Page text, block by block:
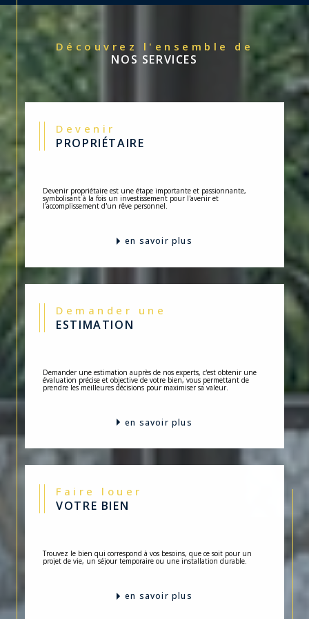
Découvrez l'ensemble de
NOS SERVICES
Devenir
PROPRIÉTAIRE
Devenir propriétaire est une étape importante et passionnante,
symbolisant à la fois un investissement pour l'avenir et
l'accomplissement d'un rêve personnel.
en savoir plus
Demander une
ESTIMATION
Demander une estimation auprès de nos experts, c'est obtenir une
évaluation précise et objective de votre bien, vous permettant de
prendre les meilleures décisions pour maximiser sa valeur.
en savoir plus
Faire louer
VOTRE BIEN
Trouvez le bien qui correspond à vos besoins, que ce soit pour un
projet de vie, un séjour temporaire ou une installation durable.
en savoir plus